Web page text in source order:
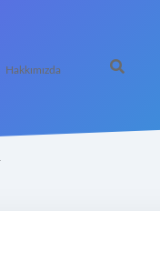
Hakkımızda